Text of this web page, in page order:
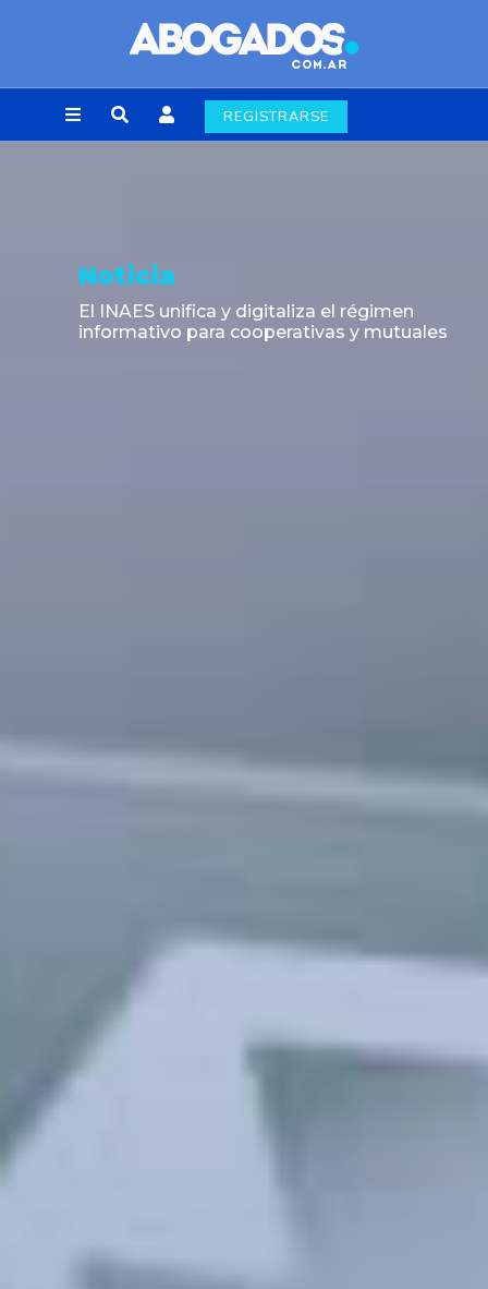
REGISTRARSE
Noticia
El INAES unifica y digitaliza el régimen
informativo para cooperativas y mutuales